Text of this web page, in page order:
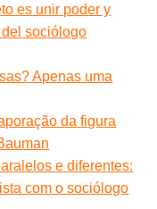
es unir poder y
sociólogo
Apenas uma
da figura
e diferentes:
com o sociólogo